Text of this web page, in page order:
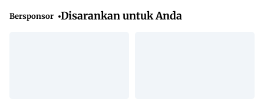
Bersponsor Disarankan untuk Anda